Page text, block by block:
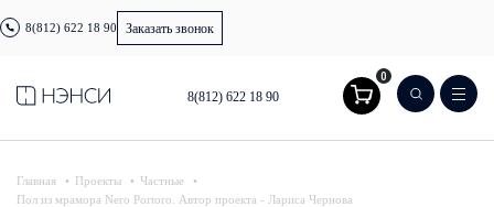
8(812) 622 18 90 Заказать звонок
8(812) 622 18 90
0
Главная Проекты
Частные
Пол из мрамора Nero Portoro. Автор проекта - Лариса Чернова